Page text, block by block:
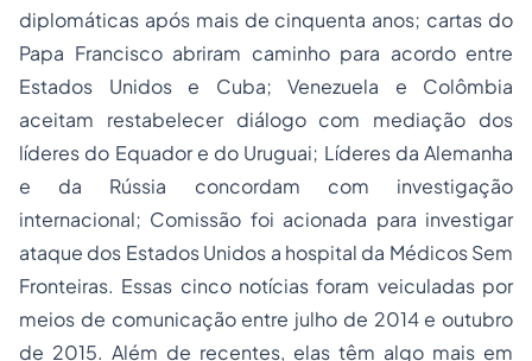
diplomáticas após mais de cinquenta anos; cartas do
Papa Francisco abriram caminho para acordo entre
Estados Unidos e Cuba; Venezuela e Colômbia
aceitam restabelecer diálogo com mediação dos
líderes do Equador e do Uruguai; Líderes da Alemanha
e da Rússia concordam com investigação
internacional; Comissão foi acionada para investigar
ataque dos Estados Unidos a hospital da Médicos Sem
Fronteiras. Essas cinco notícias foram veiculadas por
meios de comunicação entre julho de 2014 e outubro
de 2015. Além de recentes, elas têm algo mais em